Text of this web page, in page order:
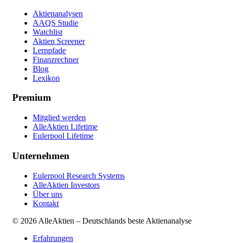
Aktienanalysen
AAQS Studie
Watchlist
Aktien Screener
Lernpfade
Finanzrechner
Blog
Lexikon
Premium
Mitglied werden
AlleAktien Lifetime
Eulerpool Lifetime
Unternehmen
Eulerpool Research Systems
AlleAktien Investors
Über uns
Kontakt
© 2026 AlleAktien – Deutschlands beste Aktienanalyse
Erfahrungen